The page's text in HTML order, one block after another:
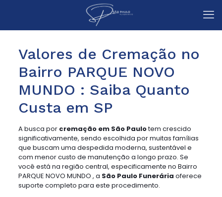
Valores de Cremação no
Bairro PARQUE NOVO
MUNDO : Saiba Quanto
Custa em SP
A busca por cremação em São Paulotem crescido
significativamente, sendo escolhida por muitas famílias
que buscam uma despedida moderna, sustentável e
com menor custo de manutenção a longo prazo. Se
você está na região central, especificamente no Bairro
PARQUE NOVO MUNDO , a São Paulo Funerária oferece
suporte completo para este procedimento.